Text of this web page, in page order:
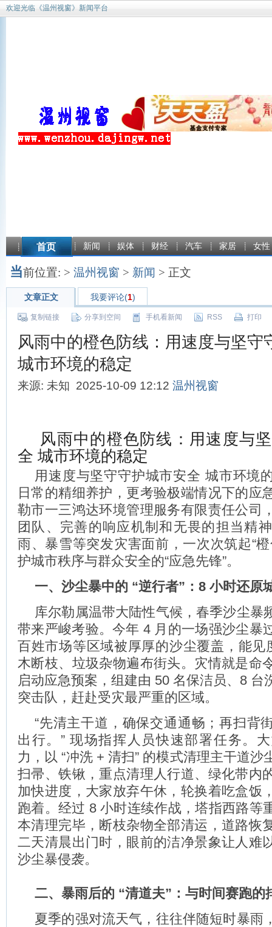
欢迎光临《温州视窗》新闻平台
首页 新闻 娱体 财经 汽车 家居 女性
当前位置: > 温州视窗 > 新闻 > 正文
文章正文 我要评论(1)
复制链接 分享到空间 手机看新闻 RSS 打印
风雨中的橙色防线：用速度与坚守
城市环境的稳定
来源: 未知 2025-10-09 12:12 温州视窗
风雨中的橙色防线：用速度与
全 城市环境的稳定
用速度与坚守守护城市安全 城市环境
日常的精细养护，更考验极端情况下的应
勒市一三鸿达环境管理服务有限责任公司
团队、完善的响应机制和无畏的担当精
雨、暴雪等突发灾害面前，一次次筑起“
护城市秩序与群众安全的“应急先锋”。
一、沙尘暴中的 “逆行者”：8 小时还原
库尔勒属温带大陆性气候，春季沙尘暴
带来严峻考验。今年 4 月的一场强沙尘暴
百姓市场等区域被厚厚的沙尘覆盖，能见
木断枝、垃圾杂物遍布街头。灾情就是命
启动应急预案，组建由 50 名保洁员、8 台
突击队，赶赴受灾最严重的区域。
“先清主干道，确保交通通畅；再扫背
出行。” 现场指挥人员快速部署任务。
力，以 “冲洗 + 清扫” 的模式清理主干道沙
扫帚、铁锹，重点清理人行道、绿化带内
加快进度，大家放弃午休，轮换着吃盒饭
跑着。经过 8 小时连续作战，塔指西路等
本清理完毕，断枝杂物全部清运，道路恢
二天清晨出门时，眼前的洁净景象让人难
沙尘暴侵袭。
二、暴雨后的 “清道夫”：与时间赛跑的
夏季的强对流天气，往往伴随短时暴雨